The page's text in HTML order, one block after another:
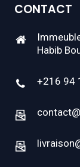
CONTACT
Habib
+216 94